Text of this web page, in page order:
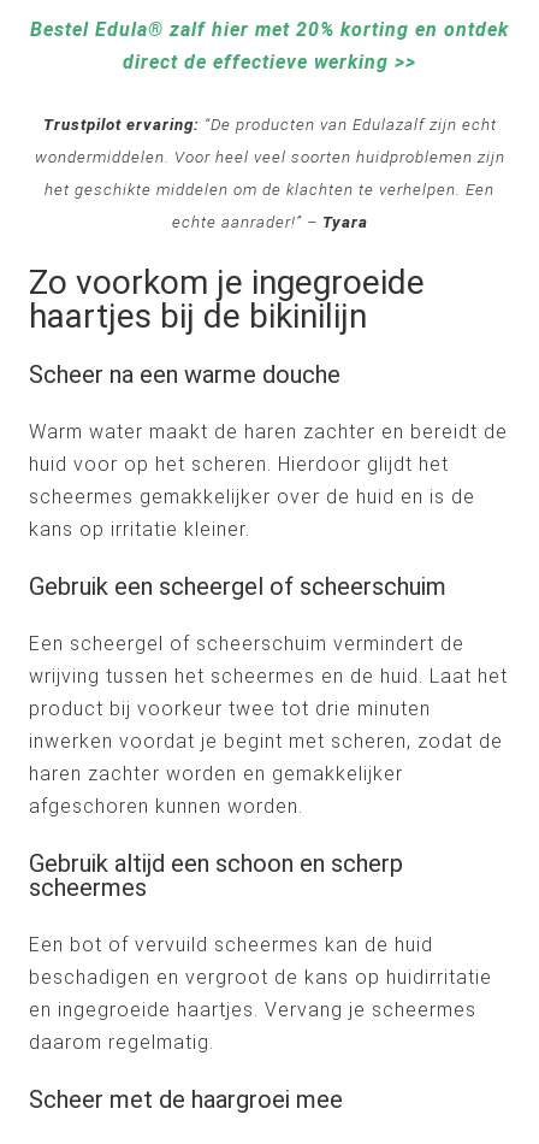
Bestel Edula® zalf hier met 20% korting en ontdek
direct de effectieve werking >>
Trustpilot ervaring: “De producten van Edulazalf zijn echt
wondermiddelen. Voor heel veel soorten huidproblemen zijn
het geschikte middelen om de klachten te verhelpen. Een
echte aanrader!” – Tyara
Zo voorkom je ingegroeide
haartjes bij de bikinilijn
Scheer na een warme douche
Warm water maakt de haren zachter en bereidt de
huid voor op het scheren. Hierdoor glijdt het
scheermes gemakkelijker over de huid en is de
kans op irritatie kleiner.
Gebruik een scheergel of scheerschuim
Een scheergel of scheerschuim vermindert de
wrijving tussen het scheermes en de huid. Laat het
product bij voorkeur twee tot drie minuten
inwerken voordat je begint met scheren, zodat de
haren zachter worden en gemakkelijker
afgeschoren kunnen worden.
Gebruik altijd een schoon en scherp
scheermes
Een bot of vervuild scheermes kan de huid
beschadigen en vergroot de kans op huidirritatie
en ingegroeide haartjes. Vervang je scheermes
daarom regelmatig.
Scheer met de haargroei mee